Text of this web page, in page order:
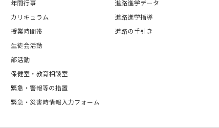
年間行事
カリキュラム
授業時間帯
生徒会活動
部活動
保健室・教育相談室
緊急・警報等の措置
緊急・災害時情報入力フォーム
進路進学データ
進路進学指導
進路の手引き